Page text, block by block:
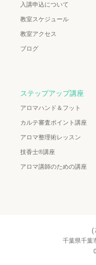
入講申込について
教室スケジュール
教室アクセス
ブログ
ステップアップ講座
アロマハンド＆フット
カルテ審査ポイント講座
アロマ整理術レッスン
技香士®講座
アロマ講師のための講座
千葉県千葉